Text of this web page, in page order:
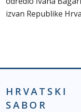
izvan Republike
HRVATSKI
SABOR